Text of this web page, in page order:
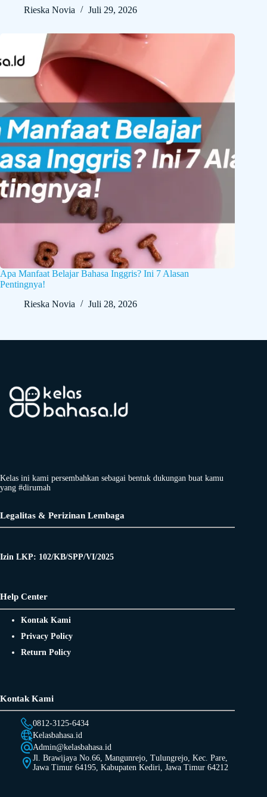
Rieska Novia
Juli 29, 2026
Apa Manfaat Belajar Bahasa Inggris? Ini 7 Alasan
Pentingnya!
Rieska Novia
Juli 28, 2026
Kelas ini kami persembahkan sebagai bentuk dukungan buat kamu
yang #dirumah
Legalitas & Perizinan Lembaga
Izin LKP: 102/KB/SPP/VI/2025
Help Center
Kontak Kami
Privacy Policy
Return Policy
Kontak Kami
0812-3125-6434
Kelasbahasa.id
Admin@kelasbahasa.id
Jl. Brawijaya No.66, Mangunrejo, Tulungrejo, Kec. Pare,
Jawa Timur 64195, Kabupaten Kediri, Jawa Timur 64212